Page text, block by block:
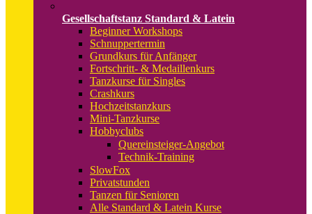
Gesellschaftstanz Standard & Latein
Beginner Workshops
Schnuppertermin
Grundkurs für Anfänger
Fortschritt- & Medaillenkurs
Tanzkurse für Singles
Crashkurs
Hochzeitstanzkurs
Mini-Tanzkurse
Hobbyclubs
Quereinsteiger-Angebot
Technik-Training
SlowFox
Privatstunden
Tanzen für Senioren
Alle Standard & Latein Kurse